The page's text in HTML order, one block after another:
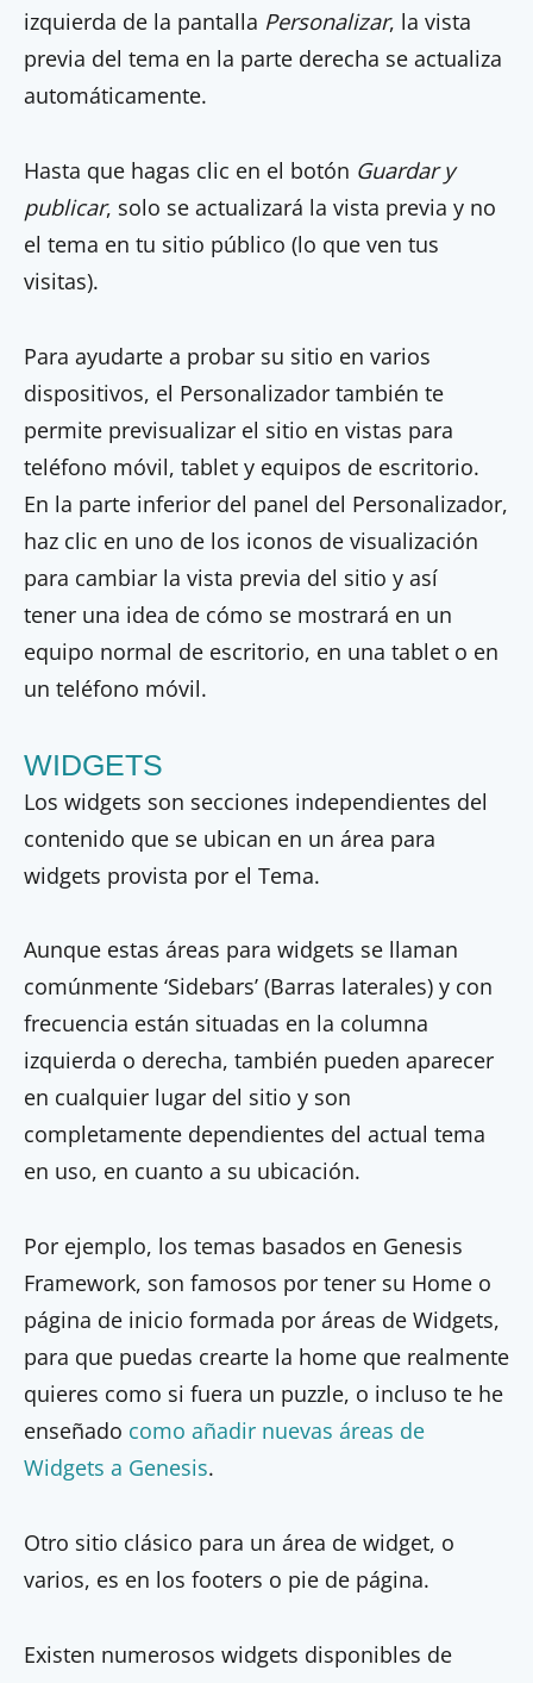
izquierda de la pantalla Personalizar, la vista
previa del tema en la parte derecha se actualiza
automáticamente.
Hasta que hagas clic en el botón Guardar y
publicar, solo se actualizará la vista previa y no
el tema en tu sitio público (lo que ven tus
visitas).
Para ayudarte a probar su sitio en varios
dispositivos, el Personalizador también te
permite previsualizar el sitio en vistas para
teléfono móvil, tablet y equipos de escritorio.
En la parte inferior del panel del Personalizador,
haz clic en uno de los iconos de visualización
para cambiar la vista previa del sitio y así
tener una idea de cómo se mostrará en un
equipo normal de escritorio, en una tablet o en
un teléfono móvil.
WIDGETS
Los widgets son secciones independientes del
contenido que se ubican en un área para
widgets provista por el Tema.
Aunque estas áreas para widgets se llaman
comúnmente ‘Sidebars’ (Barras laterales) y con
frecuencia están situadas en la columna
izquierda o derecha, también pueden aparecer
en cualquier lugar del sitio y son
completamente dependientes del actual tema
en uso, en cuanto a su ubicación.
Por ejemplo, los temas basados en Genesis
Framework, son famosos por tener su Home o
página de inicio formada por áreas de Widgets,
para que puedas crearte la home que realmente
quieres como si fuera un puzzle, o incluso te he
enseñado como añadir nuevas áreas de
Widgets a Genesis.
Otro sitio clásico para un área de widget, o
varios, es en los footers o pie de página.
Existen numerosos widgets disponibles de